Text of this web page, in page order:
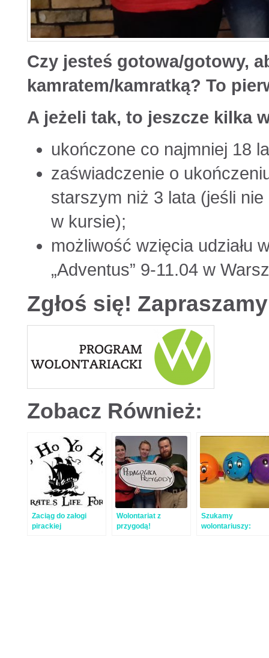
Czy jesteś gotowa/gotowy,
kamratem/kamratką? To
A jeżeli tak, to jeszcze kilka
ukończone co najmniej 18
zaświadczenie o
starszym niż 3 lata (jeśli
w kursie);
możliwość wzięcia udziału
„Adventus” 9-11.04 w
Zgłoś się!
Zobacz Również:
Zaciąg do załogi
pirackiej
Wolontariat z
przygodą!
Szukamy
wolontariuszy: